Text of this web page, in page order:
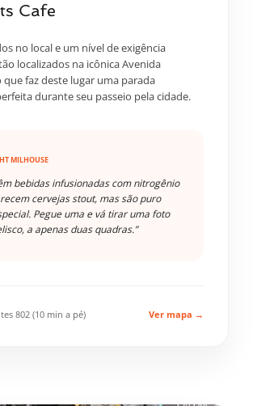
Cafe
no local e um nível de exigência
localizados na icônica Avenida
que faz deste lugar uma parada
durante seu passeio pela cidade.
MILHOUSE
bebidas infusionadas com nitrogênio
cervejas stout, mas são puro
Pegue uma e vá tirar uma foto
a apenas duas quadras.”
802 (10 min a pé) Ver mapa →